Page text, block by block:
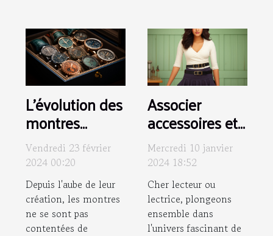
L'évolution des
montres
comme
accessoire de
mode
incontournable
Vendredi 23 février
2024 00:20
Depuis l'aube de leur
création, les montres
ne se sont pas
contentées de
Associer
accessoires et
jupes sexy : le
guide pour un
look parfait
Mercredi 10 janvier
2024 18:52
Cher lecteur ou
lectrice, plongeons
ensemble dans
l'univers fascinant de